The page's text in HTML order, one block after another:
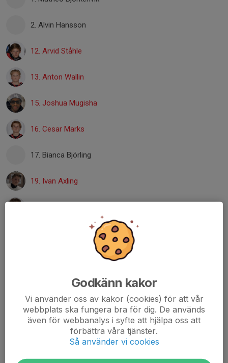
2. Alvin Hansson
12. Arvid Ståhle
13. Anton Wallin
15. Joshua Mugisha
16. Cesar Marks
17. Bianca Björling
19. Ivan Axling
24. Emil Lund
27. Mohammad Fawaz AI Jassem
28. Monchai Öberg
Godkänn kakor
Vi använder oss av kakor (cookies) för att vår
webbplats ska fungera bra för dig. De används
även för webbanalys i syfte att hjälpa oss att
förbättra våra tjänster.
Så använder vi cookies